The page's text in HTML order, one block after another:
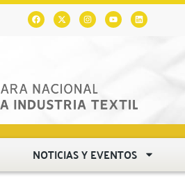
NOTICIAS Y EVENTOS